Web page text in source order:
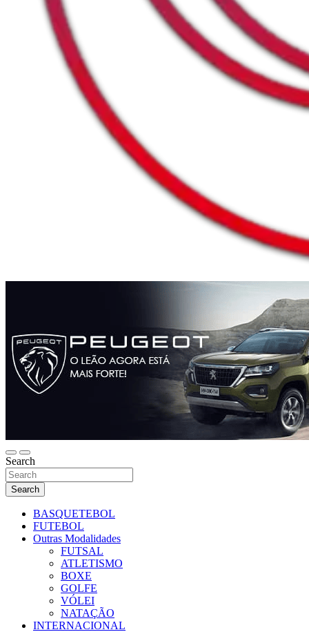
Search
Search
BASQUETEBOL
FUTEBOL
Outras Modalidades
FUTSAL
ATLETISMO
BOXE
GOLFE
VÓLEI
NATAÇÃO
INTERNACIONAL